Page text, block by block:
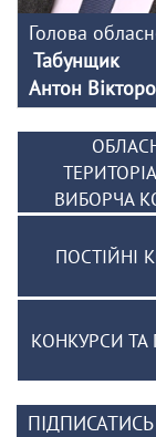
Голова
Табунщик
Антон
ВИБОРЧА
ПОСТІЙНІ
КОНКУРСИ ТА